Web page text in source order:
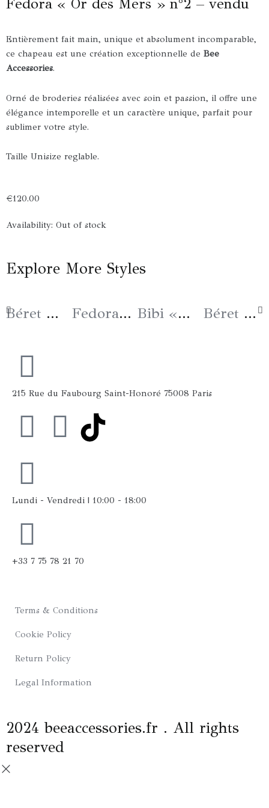
Fedora « Or des Mers » n°2 – vendu
Entièrement fait main, unique et absolument incomparable,
ce chapeau est une création exceptionnelle de Bee
Accessories.
Orné de broderies réalisées avec soin et passion, il offre une
élégance intemporelle et un caractère unique, parfait pour
sublimer votre style.
Taille Unisize reglable.
€120.00
Availability: Out of stock
Explore More Styles
Béret « Le Camille » Coloris Taupe Fedora « Hirondelle » Noir Bibi «Elsa» Camel Béret « Le Camille » Coloris Rouille
215 Rue du Faubourg Saint-Honoré 75008 Paris
F
a
c
e
b
o
k
I
s
r
a
m
Lundi - Vendredi | 10:00 - 18:00
+33 7 75 78 21 70
Terms & Conditions
Cookie Policy
Return Policy
Legal Information
2024 beeaccessories.fr . All rights
reserved